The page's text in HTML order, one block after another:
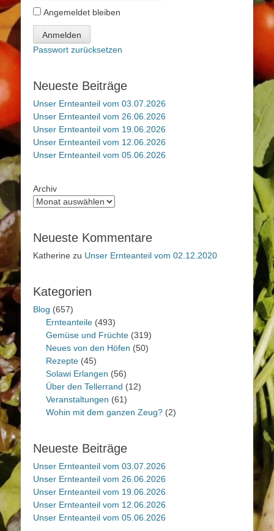
Angemeldet bleiben
Anmelden
Passwort zurücksetzen
Neueste Beiträge
Unser Ernteanteil vom 03.07.2026
Unser Ernteanteil vom 26.06.2026
Unser Ernteanteil vom 19.06.2026
Unser Ernteanteil vom 12.06.2026
Unser Ernteanteil vom 05.06.2026
Archiv
Neueste Kommentare
Katherine zu Unser Ernteanteil vom 02.12.2020
Kategorien
Blog (657)
Ernteanteile (493)
Gemüse und Früchte (319)
Neues von den Höfen (50)
Rezepte (45)
Solawi Erlangen (56)
Über den Tellerrand (12)
Veranstaltungen (61)
Wohin mit dem ganzen Zeug? (2)
Neueste Beiträge
Unser Ernteanteil vom 03.07.2026
Unser Ernteanteil vom 26.06.2026
Unser Ernteanteil vom 19.06.2026
Unser Ernteanteil vom 12.06.2026
Unser Ernteanteil vom 05.06.2026